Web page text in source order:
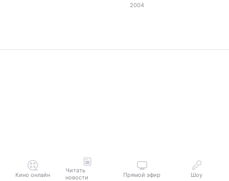
2004
Кино онлайн
Читать
новости
Прямой эфир Шоу